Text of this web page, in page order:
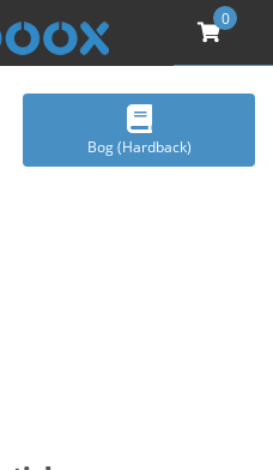
0
Bog (Hardback)